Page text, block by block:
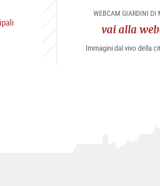
WEBCAM GIARDINI DI
vai alla
Immagini dal vivo della